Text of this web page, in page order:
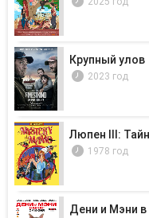
Крупный улов
2023 год
Люпен III:
1978 год
Дени и Мэни в